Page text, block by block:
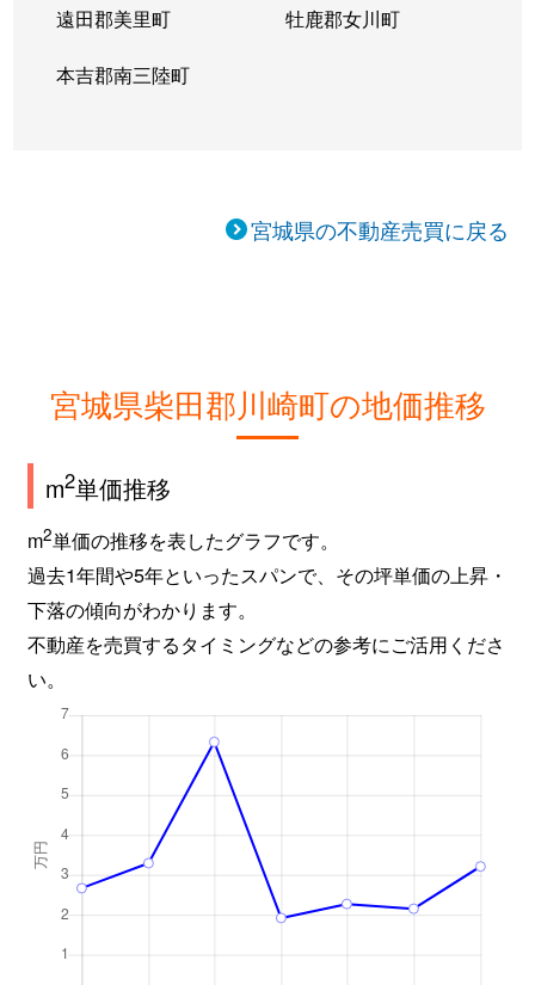
遠田郡美里町 牡鹿郡女川町
本吉郡南三陸町
宮城県の不動産売買に戻る
宮城県柴田郡川崎町の地価推移
m2単価推移
m2単価の推移を表したグラフです。
過去1年間や5年といったスパンで、その坪単価の上昇・
下落の傾向がわかります。
不動産を売買するタイミングなどの参考にご活用くださ
い。